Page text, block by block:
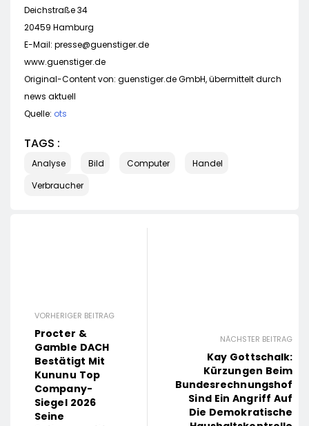
Deichstraße 34
20459 Hamburg
E-Mail: presse@guenstiger.de
www.guenstiger.de
Original-Content von: guenstiger.de GmbH, übermittelt durch
news aktuell
Quelle: ots
TAGS :
Analyse Bild Computer
Handel
Verbraucher
VORHERIGER BEITRAG
Procter &
Gamble DACH
Bestätigt Mit
Kununu Top
Company-
Siegel 2026
Seine
NÄCHSTER BEITRAG
Kay Gottschalk:
Kürzungen Beim
Bundesrechnungshof
Sind Ein Angriff Auf
Die Demokratische